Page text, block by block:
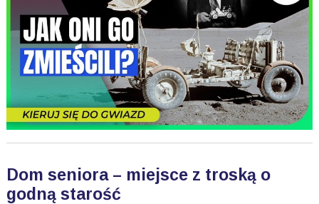
Dom seniora – miejsce z troską o
godną starość